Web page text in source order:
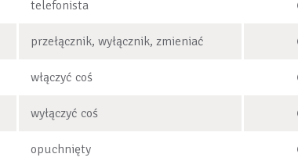
telefonista
przełącznik, wyłącznik, zmieniać
włączyć coś
wyłączyć coś
opuchnięty